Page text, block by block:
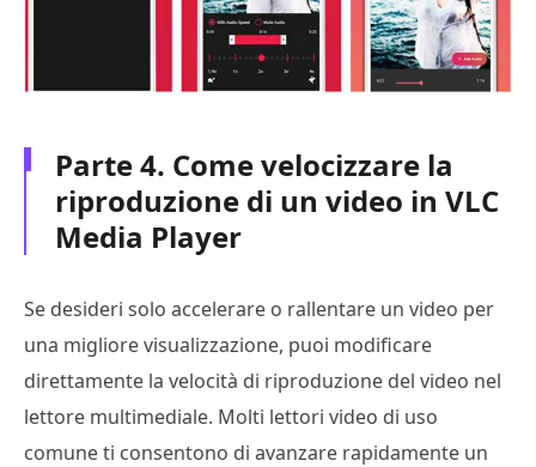
Parte 4. Come velocizzare la
riproduzione di un video in VLC
Media Player
Se desideri solo accelerare o rallentare un video per
una migliore visualizzazione, puoi modificare
direttamente la velocità di riproduzione del video nel
lettore multimediale. Molti lettori video di uso
comune ti consentono di avanzare rapidamente un